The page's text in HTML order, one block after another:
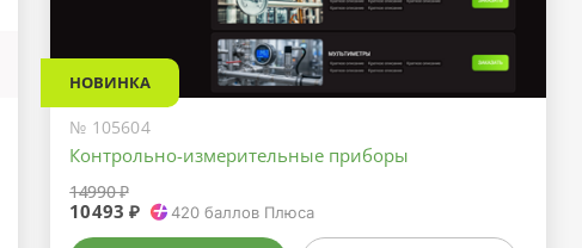
НОВИНКА
№ 105604
Контрольно-измерительные приборы
14990 ₽
10493 ₽ 420баллов Плюса